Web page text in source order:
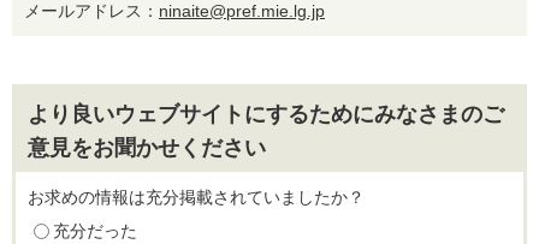
メールアドレス： ninaite@pref.mie.lg.jp
より良いウェブサイトにするためにみなさまのご
意見をお聞かせください
お求めの情報は充分掲載されていましたか？
充分だった